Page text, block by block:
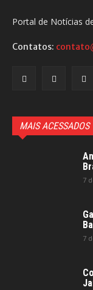
Portal de Notícias
Contatos:
MAIS ACESSADOS
7
7